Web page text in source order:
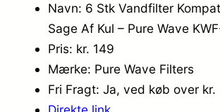
Navn: 6 Stk Vandfilter
Sage Af Kul – Pure Wave
Pris: kr. 149
Mærke: Pure Wave Filters
Fri Fragt: Ja, ved køb over